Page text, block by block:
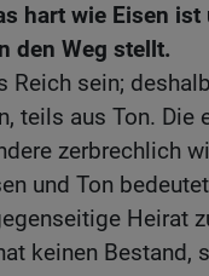
hart wie Eisen ist
den Weg stellt.
Reich sein;
teils aus Ton. Die
zerbrechlich
und Ton
Heirat
keinen Bestand,